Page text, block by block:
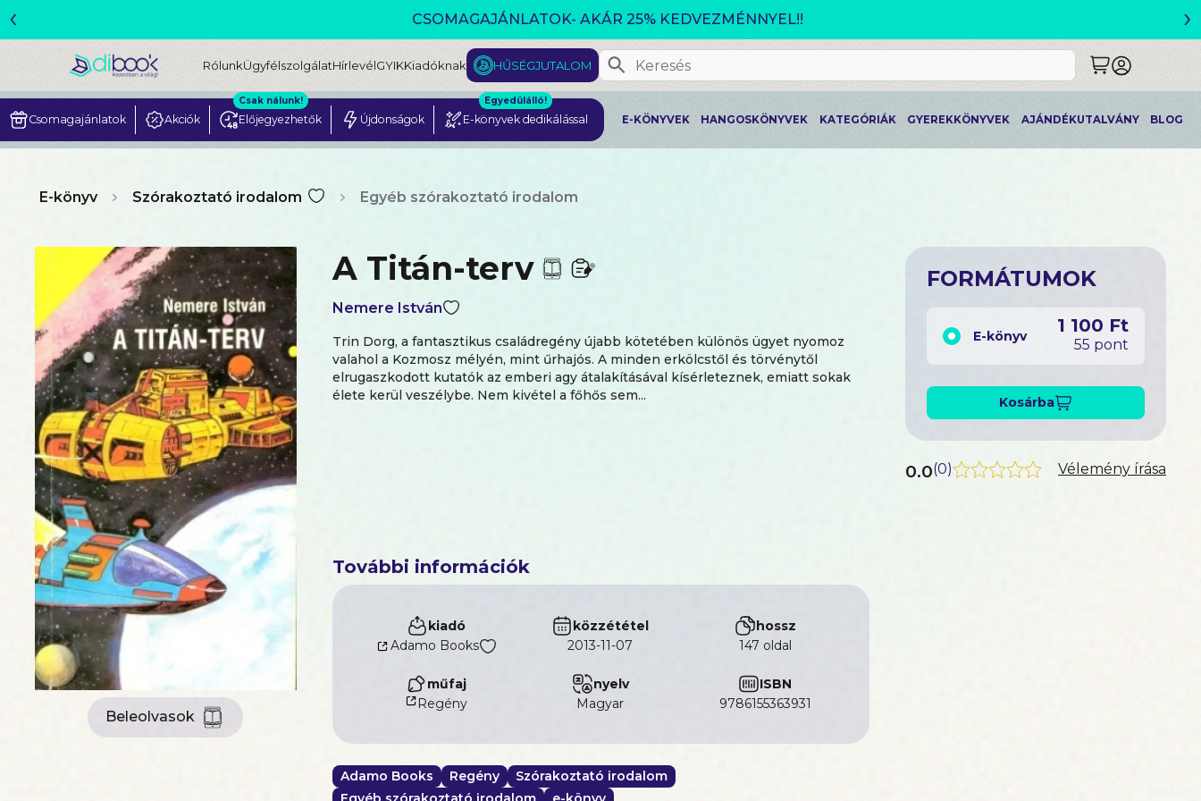
CSOMAGAJÁNLATOK- AKÁR 25% KEDVEZMÉNNYEL!!
‹ ›
RólunkÜgyfélszolgálatHírlevélGYIKKiadóknak HŰSÉGJUTALOM
Csomagajánlatok Akciók Előjegyezhetők
Csak nálunk!
Újdonságok E-könyvek dedikálással
Egyedülálló!
E-KÖNYVEK HANGOSKÖNYVEK KATEGÓRIÁK GYEREKKÖNYVEK AJÁNDÉKUTALVÁNY BLOG
E-könyv Szórakoztató irodalom Egyéb szórakoztató irodalom
Beleolvasok
A Titán-terv
Nemere István
Trin Dorg, a fantasztikus családregény újabb kötetében különös ügyet nyomoz
valahol a Kozmosz mélyén, mint űrhajós. A minden erkölcstől és törvénytől
elrugaszkodott kutatók az emberi agy átalakításával kísérleteznek, emiatt sokak
élete kerül veszélybe. Nem kivétel a főhős sem...
További információk
kiadó
Adamo Books
közzététel
2013-11-07
hossz
147 oldal
műfaj
Regény
nyelv
magyar
ISBN
9786155363931
Adamo Books Regény
Szórakoztató irodalom
FORMÁTUMOK
E-könyv 1 100 Ft
55 pont
Kosárba
0.0(0) Vélemény írása